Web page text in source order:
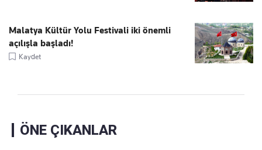
Malatya Kültür Yolu Festivali iki önemli
açılışla başladı!
Kaydet
ÖNE ÇIKANLAR